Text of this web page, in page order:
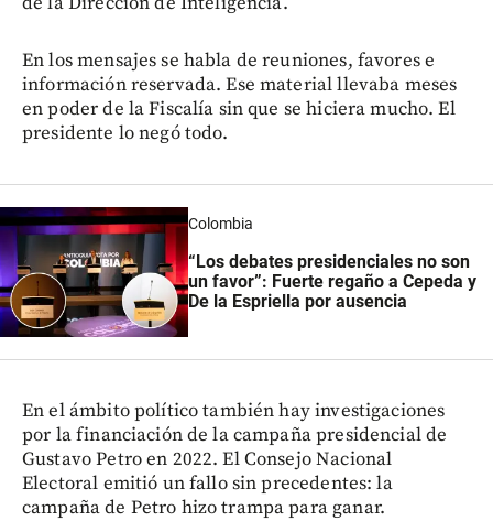
En los mensajes se habla de reuniones, favores e
información reservada. Ese material llevaba meses
en poder de la Fiscalía sin que se hiciera mucho. El
presidente lo negó todo.
Colombia
“Los debates presidenciales no son
un favor”: Fuerte regaño a Cepeda y
De la Espriella por ausencia
En el ámbito político también hay investigaciones
por la financiación de la campaña presidencial de
Gustavo Petro en 2022. El Consejo Nacional
Electoral emitió un fallo sin precedentes: la
campaña de Petro hizo trampa para ganar.